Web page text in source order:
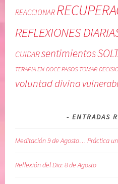
REACCIONAR
REFLEXIONES
CUIDARsentimientos
TERAPIA EN DOCE PASOS TOMAR
voluntad divina
ENTRADAS
Meditación 9 de Agosto… Práctica
Reflexión del Dia: 8 de Agosto